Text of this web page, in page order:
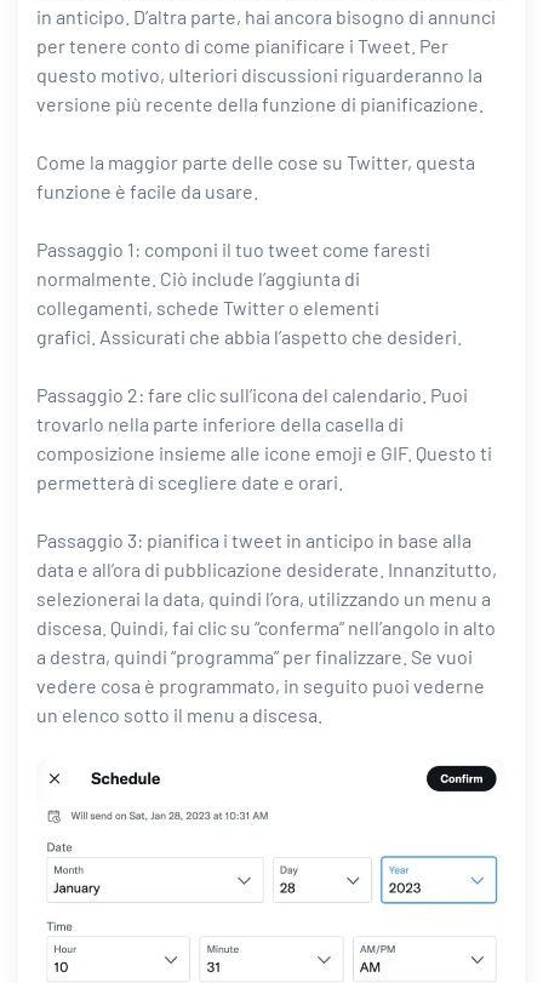
in anticipo. D’altra parte, hai ancora bisogno di annunci
per tenere conto di come pianificare i Tweet. Per
questo motivo, ulteriori discussioni riguarderanno la
versione più recente della funzione di pianificazione.
Come la maggior parte delle cose su Twitter, questa
funzione è facile da usare.
Passaggio 1: componi il tuo tweet come faresti
normalmente. Ciò include l’aggiunta di
collegamenti, schede Twitter o elementi
grafici. Assicurati che abbia l’aspetto che desideri.
Passaggio 2: fare clic sull’icona del calendario. Puoi
trovarlo nella parte inferiore della casella di
composizione insieme alle icone emoji e GIF. Questo ti
permetterà di scegliere date e orari.
Passaggio 3: pianifica i tweet in anticipo in base alla
data e all’ora di pubblicazione desiderate. Innanzitutto,
selezionerai la data, quindi l’ora, utilizzando un menu a
discesa. Quindi, fai clic su “conferma” nell’angolo in alto
a destra, quindi “programma” per finalizzare. Se vuoi
vedere cosa è programmato, in seguito puoi vederne
un elenco sotto il menu a discesa.